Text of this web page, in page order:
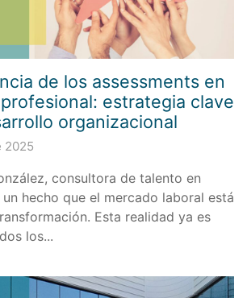
de los assessments en
estrategia clave
organizacional
2025
consultora de talento en
un hecho que el mercado laboral está
Esta realidad ya es
los...